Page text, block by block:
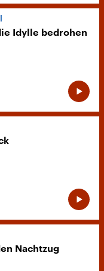
Idylle bedrohen
Nachtzug